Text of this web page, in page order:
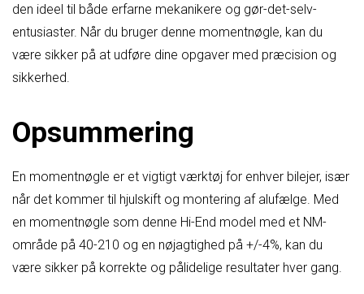
den ideel til både erfarne mekanikere og gør-det-selv-
entusiaster. Når du bruger denne momentnøgle, kan du
være sikker på at udføre dine opgaver med præcision og
sikkerhed.
Opsummering
En momentnøgle er et vigtigt værktøj for enhver bilejer, især
når det kommer til hjulskift og montering af alufælge. Med
en momentnøgle som denne Hi-End model med et NM-
område på 40-210 og en nøjagtighed på +/-4%, kan du
være sikker på korrekte og pålidelige resultater hver gang.